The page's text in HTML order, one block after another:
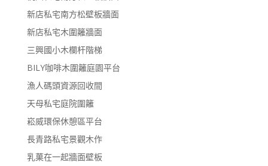
新店私宅南方松壁板牆面
新店私宅木圍籬牆面
三興國小木欄杆階梯
BILY咖啡木圍籬庭園平台
漁人碼頭資源回收間
天母私宅庭院圍籬
崧威環保休憩區平台
長青路私宅景觀木作
乳菓在一起牆面壁板